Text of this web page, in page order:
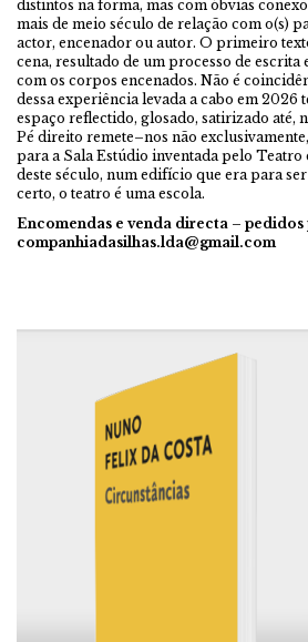
distintos na forma, mas com óbvias
mais de meio século de relação com o(s)
actor, encenador ou autor. O primeiro
cena, resultado de um processo de escrita
com os corpos encenados. Não é
dessa experiência levada a cabo em 2026
espaço reflectido, glosado, satirizado até,
Pé direito remete–nos não
para a Sala Estúdio inventada pelo Teatro
deste século, num edifício que era para
certo, o teatro é uma escola.
Encomendas e venda directa – pedidos
companhiadasilhas.lda@gmail.com